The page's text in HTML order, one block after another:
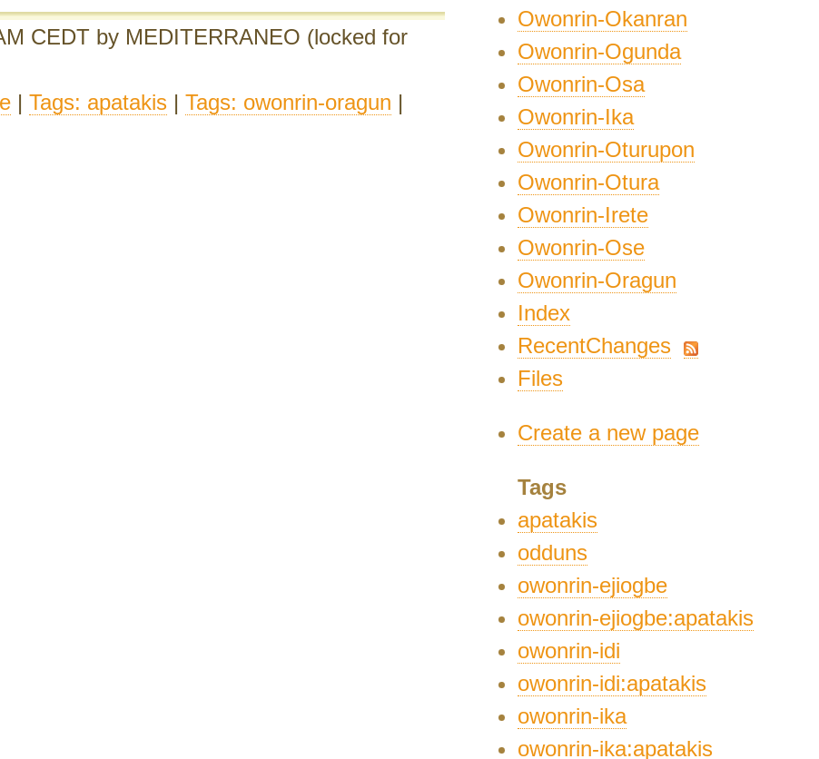
CEDT by MEDITERRANEO (locked for
| Tags: apatakis | Tags: owonrin-oragun |
Owonrin-Okanran
Owonrin-Ogunda
Owonrin-Osa
Owonrin-Ika
Owonrin-Oturupon
Owonrin-Otura
Owonrin-Irete
Owonrin-Ose
Owonrin-Oragun
Index
RecentChanges
Files
Create a new page
Tags
apatakis
odduns
owonrin-ejiogbe
owonrin-ejiogbe:apatakis
owonrin-idi
owonrin-idi:apatakis
owonrin-ika
owonrin-ika:apatakis